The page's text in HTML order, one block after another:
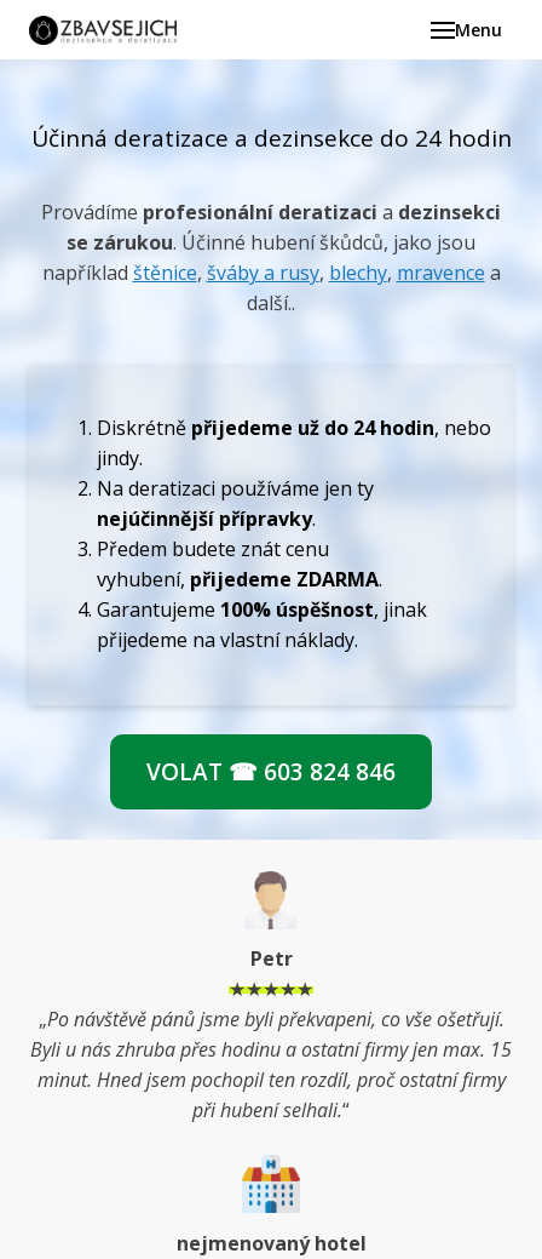
Menu
Účinná deratizace a dezinsekce do 24 hodin
Provádíme profesionální deratizaci a dezinsekci
se zárukou. Účinné hubení škůdců, jako jsou
například štěnice, šváby a rusy, blechy, mravencea
další..
Diskrétně přijedeme už do 24 hodin, nebo
jindy.
Na deratizaci používáme jen ty
nejúčinnější přípravky.
Předem budete znát cenu
vyhubení, přijedeme ZDARMA.
Garantujeme 100% úspěšnost, jinak
přijedeme na vlastní náklady.
VOLAT ☎ 603 824 846
Petr
★★★★★
„Po návštěvě pánů jsme byli překvapeni, co vše ošetřují.
Byli u nás zhruba přes hodinu a ostatní firmy jen max. 15
minut. Hned jsem pochopil ten rozdíl, proč ostatní firmy
při hubení selhali.“
nejmenovaný hotel